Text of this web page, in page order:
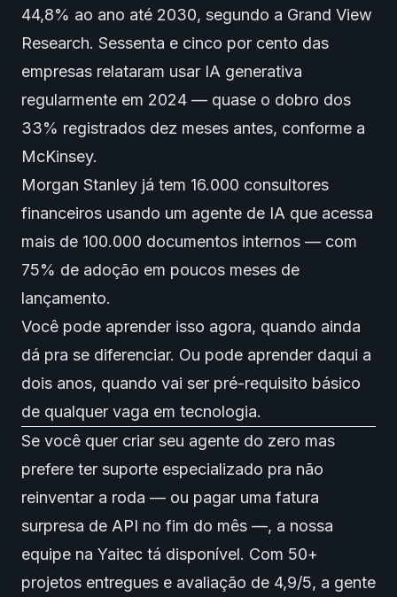
44,8% ao ano até 2030, segundo a Grand View
Research. Sessenta e cinco por cento das
empresas relataram usar IA generativa
regularmente em 2024 — quase o dobro dos
33% registrados dez meses antes, conforme a
McKinsey.
Morgan Stanley já tem 16.000 consultores
financeiros usando um agente de IA que acessa
mais de 100.000 documentos internos — com
75% de adoção em poucos meses de
lançamento.
Você pode aprender isso agora, quando ainda
dá pra se diferenciar. Ou pode aprender daqui a
dois anos, quando vai ser pré-requisito básico
de qualquer vaga em tecnologia.
Se você quer criar seu agente do zero mas
prefere ter suporte especializado pra não
reinventar a roda — ou pagar uma fatura
surpresa de API no fim do mês —, a nossa
equipe na Yaitec tá disponível. Com 50+
projetos entregues e avaliação de 4,9/5, a gente